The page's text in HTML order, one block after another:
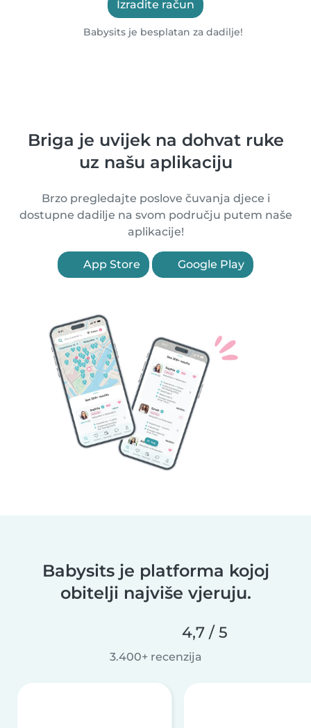
Izradite račun
Babysits je besplatan za dadilje!
Briga je uvijek na dohvat ruke
uz našu aplikaciju
Brzo pregledajte poslove čuvanja djece i
dostupne dadilje na svom području putem naše
aplikacije!
App Store Google Play
Babysits je platforma kojoj
obitelji najviše vjeruju.
4,7 / 5
3.400+ recenzija